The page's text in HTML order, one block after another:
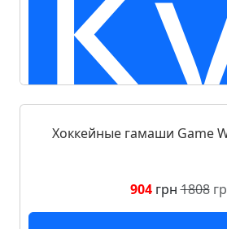
Хоккейные гамаши Game
904грн1808